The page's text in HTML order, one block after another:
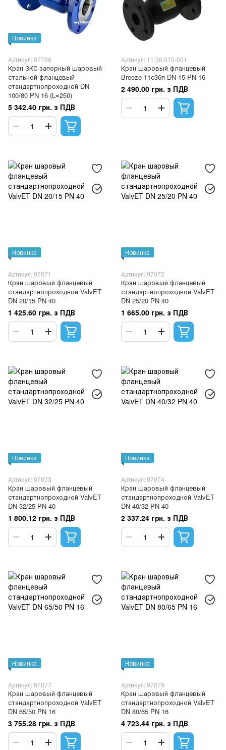
Новинка
Артикул: 97788
Кран ЗКС запорный шаровый
стальной фланцевый
стандартнопроходной DN
100/80 PN 16 (L=250)
5 342.40 грн. з ПДВ
Артикул: 11.36.015-001
Кран шаровый фланцевый
Breeze 11с36п DN 15 PN 16
2 490.00 грн. з ПДВ
Новинка
Артикул: 97071
Кран шаровый фланцевый
стандартнопроходной ValvET
DN 20/15 PN 40
1 425.60 грн. з ПДВ
Новинка
Артикул: 97072
Кран шаровый фланцевый
стандартнопроходной ValvET
DN 25/20 PN 40
1 665.00 грн. з ПДВ
Новинка
Артикул: 97073
Кран шаровый фланцевый
стандартнопроходной ValvET
DN 32/25 PN 40
1 800.12 грн. з ПДВ
Новинка
Артикул: 97074
Кран шаровый фланцевый
стандартнопроходной ValvET
DN 40/32 PN 40
2 337.24 грн. з ПДВ
Новинка
Артикул: 97077
Кран шаровый фланцевый
стандартнопроходной ValvET
DN 65/50 PN 16
3 755.28 грн. з ПДВ
Новинка
Артикул: 97079
Кран шаровый фланцевый
стандартнопроходной ValvET
DN 80/65 PN 16
4 723.44 грн. з ПДВ